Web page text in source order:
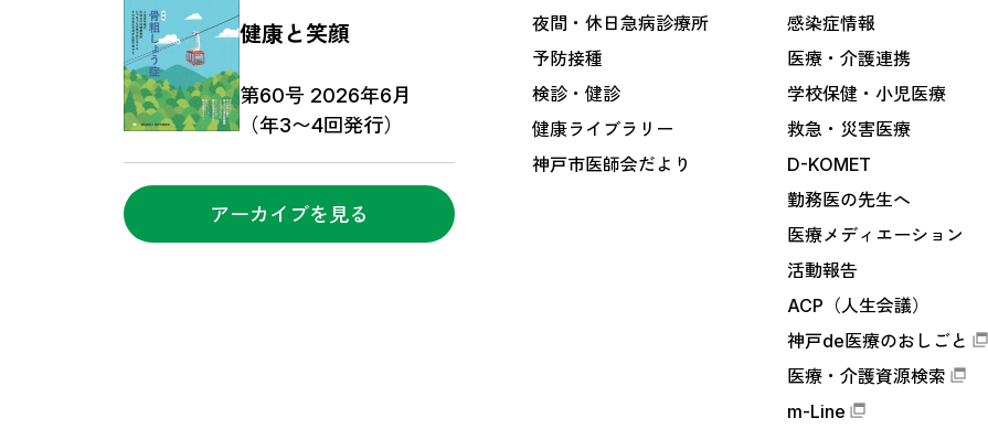
健康と笑顔
第60号 2026年6月
（年3〜4回発行）
アーカイブを見る
夜間・休日急病診療所
予防接種
検診・健診
健康ライブラリー
神戸市医師会だより
感染症情報
医療・介護連携
学校保健・小児医療
救急・災害医療
D-KOMET
勤務医の先生へ
医療メディエーション
活動報告
ACP（人生会議）
神戸de医療のおしごと
医療・介護資源検索
m-Line